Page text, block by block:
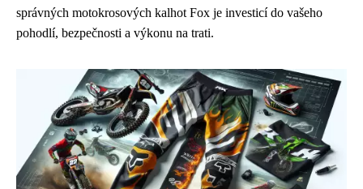
správných motokrosových kalhot Fox je investicí do vašeho
pohodlí, bezpečnosti a výkonu na trati.